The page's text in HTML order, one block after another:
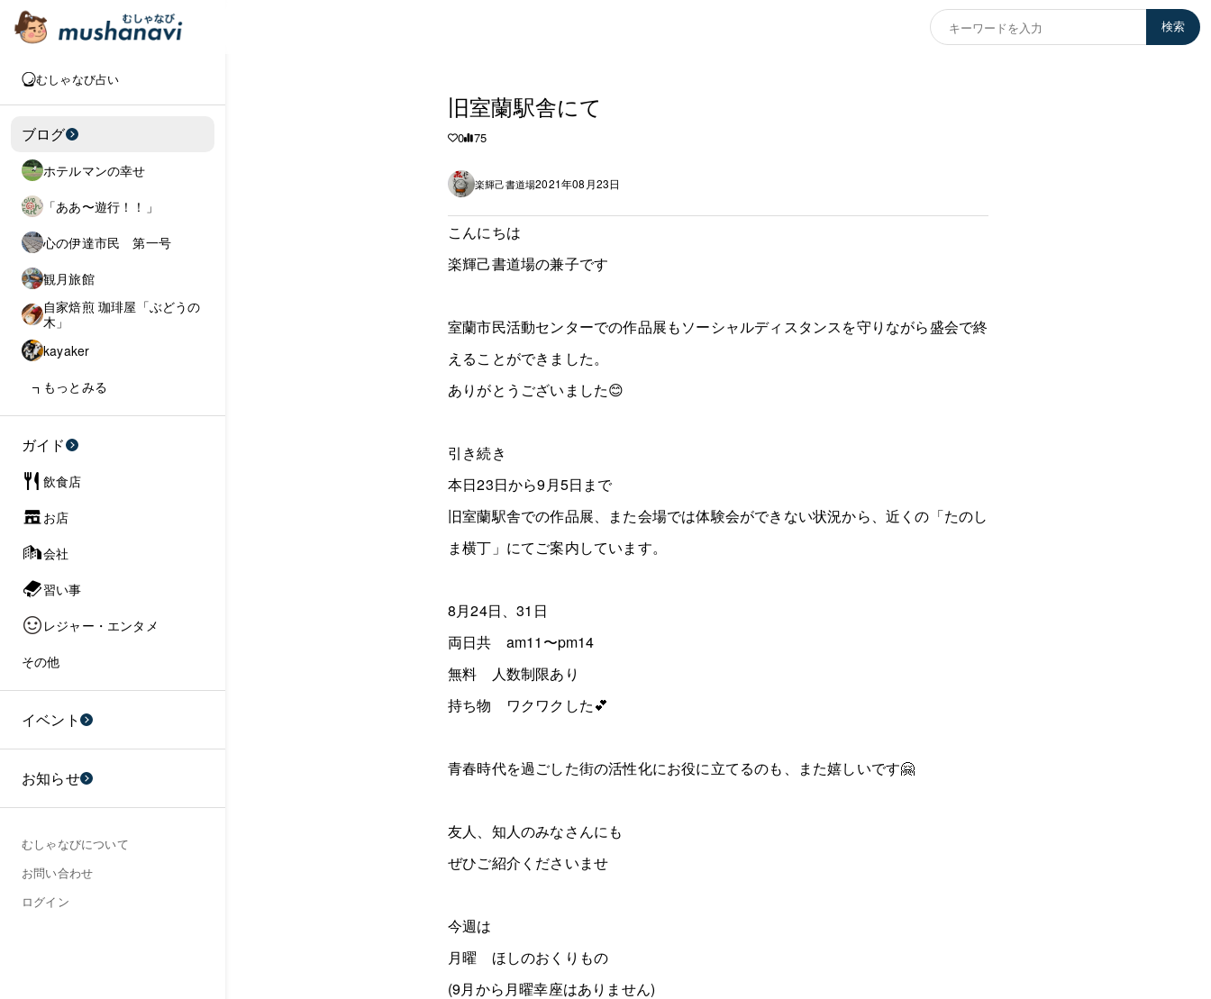
検索
むしゃなび占い
ブログ
ホテルマンの幸せ
「ああ〜遊行！！」
心の伊達市民 第一号
観月旅館
自家焙煎 珈琲屋「ぶどうの
木」
kayaker
もっとみる
ガイド
飲食店
お店
会社
習い事
レジャー・エンタメ
その他
イベント
お知らせ
むしゃなびについて
お問い合わせ
ログイン
旧室蘭駅舎にて
0 75
楽輝己書道場2021年08月23日
こんにちは
楽輝己書道場の兼子です
室蘭市民活動センターでの作品展もソーシャルディスタンスを守りながら盛会で終
えることができました。
ありがとうございました😊
引き続き
本日23日から9月5日まで
旧室蘭駅舎での作品展、また会場では体験会ができない状況から、近くの「たのし
ま横丁」にてご案内しています。
8月24日、31日
両日共 am11〜pm14
無料 人数制限あり
持ち物 ワクワクした💕
青春時代を過ごした街の活性化にお役に立てるのも、また嬉しいです🤗
友人、知人のみなさんにも
ぜひご紹介くださいませ
今週は
月曜 ほしのおくりもの
(9月から月曜幸座はありません)